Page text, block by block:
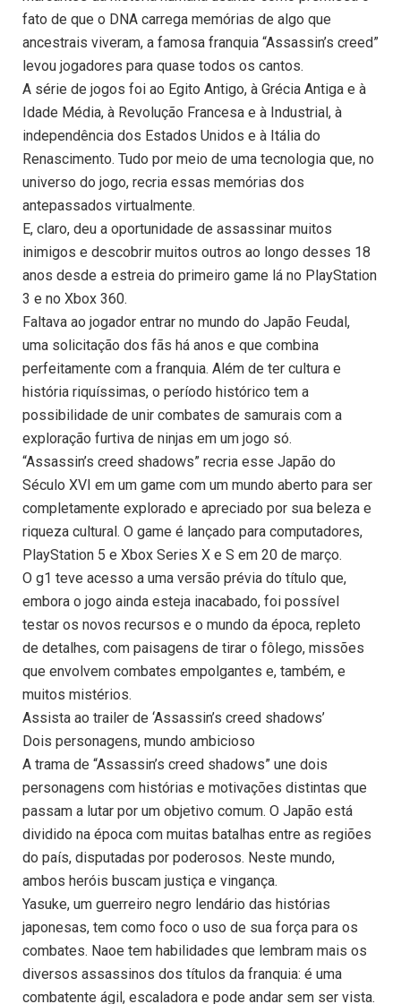
fato de que o DNA carrega memórias de algo que
ancestrais viveram, a famosa franquia “Assassin’s creed”
levou jogadores para quase todos os cantos.
A série de jogos foi ao Egito Antigo, à Grécia Antiga e à
Idade Média, à Revolução Francesa e à Industrial, à
independência dos Estados Unidos e à Itália do
Renascimento. Tudo por meio de uma tecnologia que, no
universo do jogo, recria essas memórias dos
antepassados virtualmente.
E, claro, deu a oportunidade de assassinar muitos
inimigos e descobrir muitos outros ao longo desses 18
anos desde a estreia do primeiro game lá no PlayStation
3 e no Xbox 360.
Faltava ao jogador entrar no mundo do Japão Feudal,
uma solicitação dos fãs há anos e que combina
perfeitamente com a franquia. Além de ter cultura e
história riquíssimas, o período histórico tem a
possibilidade de unir combates de samurais com a
exploração furtiva de ninjas em um jogo só.
“Assassin’s creed shadows” recria esse Japão do
Século XVI em um game com um mundo aberto para ser
completamente explorado e apreciado por sua beleza e
riqueza cultural. O game é lançado para computadores,
PlayStation 5 e Xbox Series X e S em 20 de março.
O g1 teve acesso a uma versão prévia do título que,
embora o jogo ainda esteja inacabado, foi possível
testar os novos recursos e o mundo da época, repleto
de detalhes, com paisagens de tirar o fôlego, missões
que envolvem combates empolgantes e, também, e
muitos mistérios.
Assista ao trailer de ‘Assassin’s creed shadows’
Dois personagens, mundo ambicioso
A trama de “Assassin’s creed shadows” une dois
personagens com histórias e motivações distintas que
passam a lutar por um objetivo comum. O Japão está
dividido na época com muitas batalhas entre as regiões
do país, disputadas por poderosos. Neste mundo,
ambos heróis buscam justiça e vingança.
Yasuke, um guerreiro negro lendário das histórias
japonesas, tem como foco o uso de sua força para os
combates. Naoe tem habilidades que lembram mais os
diversos assassinos dos títulos da franquia: é uma
combatente ágil, escaladora e pode andar sem ser vista.